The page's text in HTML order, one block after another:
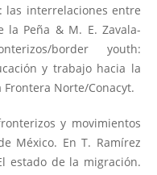
las interrelaciones entre
la Peña & M. E. Zavala-
border youth:
y trabajo hacia la
Frontera Norte/Conacyt.
y movimientos
México. En T. Ramírez
estado de la migración.